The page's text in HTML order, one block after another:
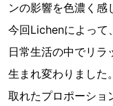
ンの影響を色濃く感
今回Lichenによって
日常生活の中でリラ
生まれ変わりました
取れたプロポーショ